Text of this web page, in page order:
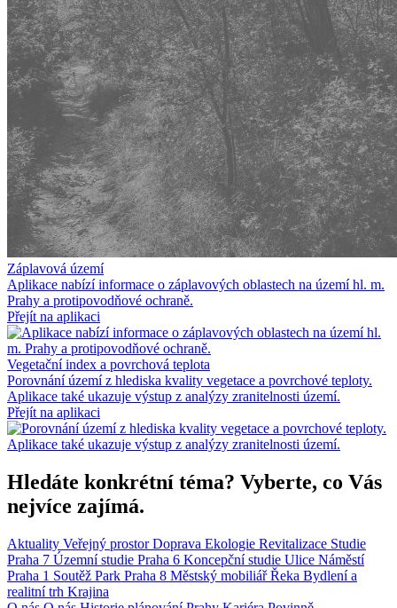
Záplavová území
Aplikace nabízí informace o záplavových oblastech na území hl. m.
Prahy a protipovodňové ochraně.
Přejít na aplikaci
Vegetační index a povrchová teplota
Porovnání území z hlediska kvality vegetace a povrchové teploty.
Aplikace také ukazuje výstup z analýzy zranitelnosti území.
Přejít na aplikaci
Hledáte konkrétní téma? Vyberte, co Vás
nejvíce zajímá.
Aktuality Veřejný prostorDoprava Ekologie Revitalizace Studie
Praha 7 Územní studie Praha 6 Koncepční studie Ulice Náměstí
Praha 1 Soutěž Park Praha 8 Městský mobiliářŘeka Bydlení a
realitní trh Krajina